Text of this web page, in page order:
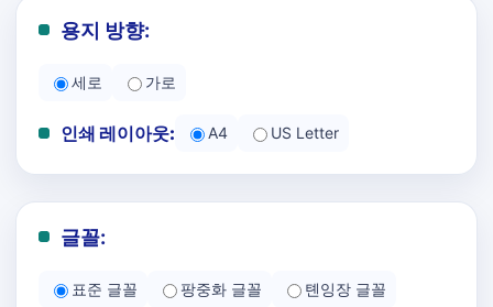
용지 방향:
세로 가로
인쇄 레이아웃: A4 US Letter
글꼴:
표준 글꼴 팡중화 글꼴 톈잉장 글꼴